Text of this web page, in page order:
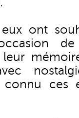
eux ont
ces